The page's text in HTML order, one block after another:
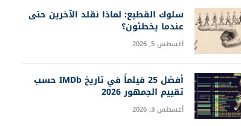
سلوك القطيع: لماذا نقلد الآخرين حتى
عندما يخطئون؟
أغسطس 5, 2026
أفضل 25 فيلماً في تاريخ IMDb حسب
تقييم الجمهور 2026
أغسطس 3, 2026